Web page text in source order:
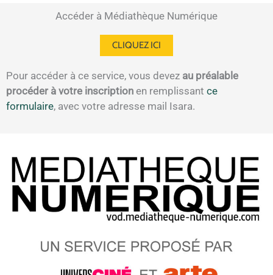
Accéder à Médiathèque Numérique
CLIQUEZ ICI
Pour accéder à ce service, vous devez au préalable
procéder à votre inscription en remplissant ce
formulaire, avec votre adresse mail Isara.